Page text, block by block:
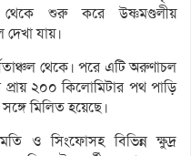
শুরু করে উষ্ণমণ্ডলীয়
দেখা যায়।
থেকে। পরে এটি অরুণাচল
২০০ কিলোমিটার পথ পাড়ি
মিলিত হয়েছে।
ও সিংফোসহ বিভিন্ন ক্ষুদ্র